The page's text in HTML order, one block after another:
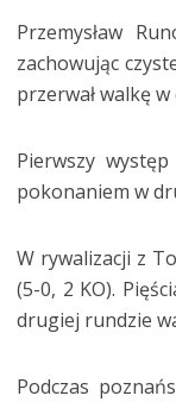
Przemysław
zachowując
przerwał walkę
Pierwszy
pokonaniem w
W rywalizacji z
(5-0, 2 KO).
drugiej rundzie
Podczas